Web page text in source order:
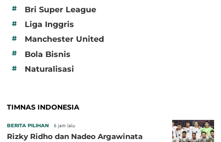
# Bri Super League
# Liga Inggris
# Manchester United
# Bola Bisnis
# Naturalisasi
TIMNAS INDONESIA
BERITA PILIHAN 6 jam lalu
Rizky Ridho dan Nadeo Argawinata